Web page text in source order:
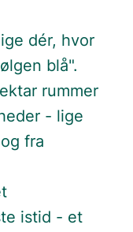
dér, hvor
blå".
rummer
- lige
fra
istid - et